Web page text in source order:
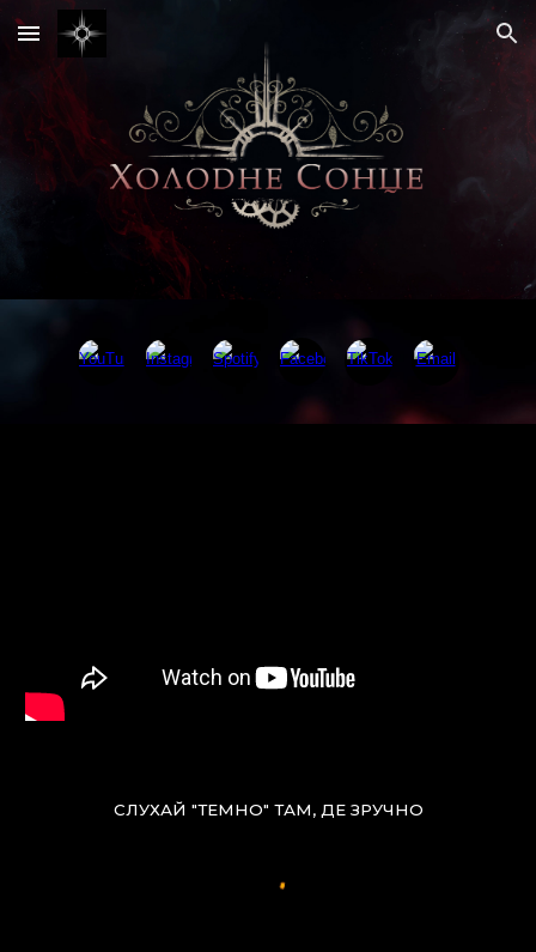
Skip to main content Skip to navigation
СЛУХАЙ "ТЕМНО" ТАМ, ДЕ ЗРУЧНО